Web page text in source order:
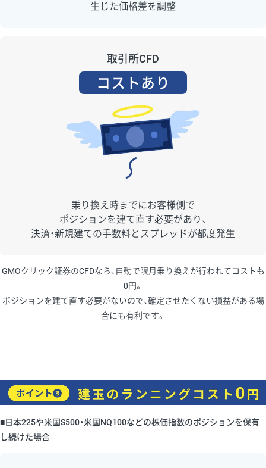
生じた価格差を調整
取引所CFD
コストあり
乗り換え時までにお客様側で
ポジションを建て直す必要があり、
決済・新規建ての手数料とスプレッドが都度発生
GMOクリック証券のCFDなら、自動で限月乗り換えが行われてコストも
0円。
ポジションを建て直す必要がないので、確定させたくない損益がある場
合にも有利です。
■日本225や米国S500・米国NQ100などの株価指数のポジションを保有
し続けた場合